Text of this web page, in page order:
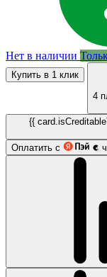
Нет в наличии
Купить в 1 клик
4
{{
Оплатить с